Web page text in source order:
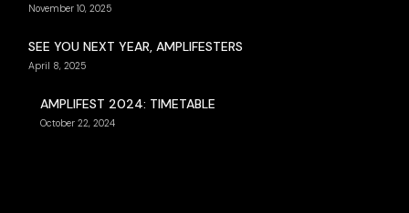
November 10, 2025
SEE YOU NEXT YEAR, AMPLIFESTERS
April 8, 2025
AMPLIFEST 2024: TIMETABLE
October 22, 2024